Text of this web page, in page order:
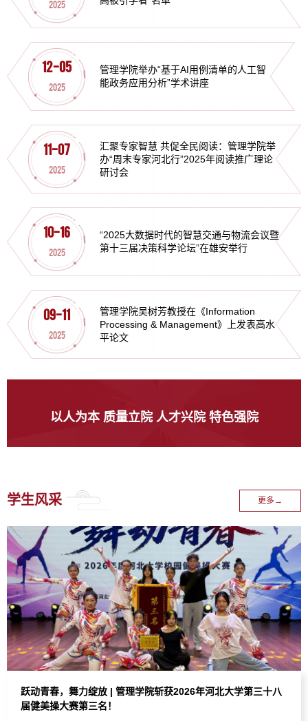
2025
12-05
2025
管理学院举办“基于AI用例清单的人工智
能政务应用分析”学术讲座
11-07
2025
汇聚专家智慧 共促全民阅读：管理学院举
办“周末专家河北行”2025年阅读推广理论
研讨会
10-16
2025
“2025大数据时代的智慧交通与物流会议暨
第十三届决策科学论坛”在雄安举行
09-11
2025
管理学院吴树芳教授在《Information
Processing & Management》上发表高水
平论文
以人为本 质量立院 人才兴院 特色强院
学生风采 更多→
跃动青春，舞力绽放 | 管理学院斩获2026年河北大学第三十八
届健美操大赛第三名！